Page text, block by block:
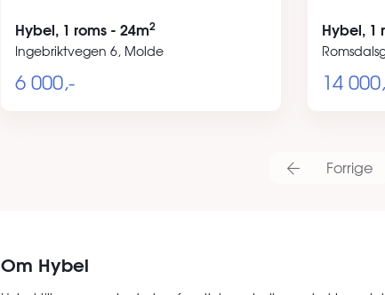
Hybel, 1 roms - 24m2
Ingebriktvegen 6, Molde
6 000,-
Hybel, 1
14
Forrige
Om Hybel